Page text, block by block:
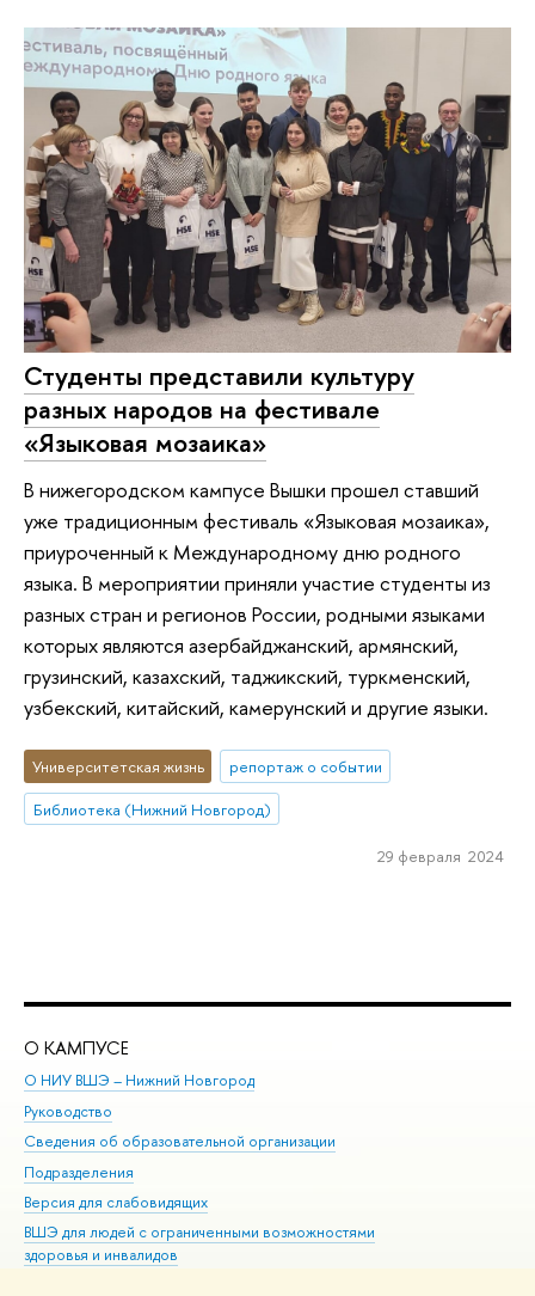
Студенты представили культуру
разных народов на фестивале
«Языковая мозаика»
В нижегородском кампусе Вышки прошел ставший
уже традиционным фестиваль «Языковая мозаика»,
приуроченный к Международному дню родного
языка. В мероприятии приняли участие студенты из
разных стран и регионов России, родными языками
которых являются азербайджанский, армянский,
грузинский, казахский, таджикский, туркменский,
узбекский, китайский, камерунский и другие языки.
Университетская жизнь
репортаж о событии
Библиотека (Нижний Новгород)
29 февраля 2024
О КАМПУСЕ
О НИУ ВШЭ – Нижний Новгород
Руководство
Сведения об образовательной организации
Подразделения
Версия для слабовидящих
ВШЭ для людей с ограниченными возможностями
здоровья и инвалидов